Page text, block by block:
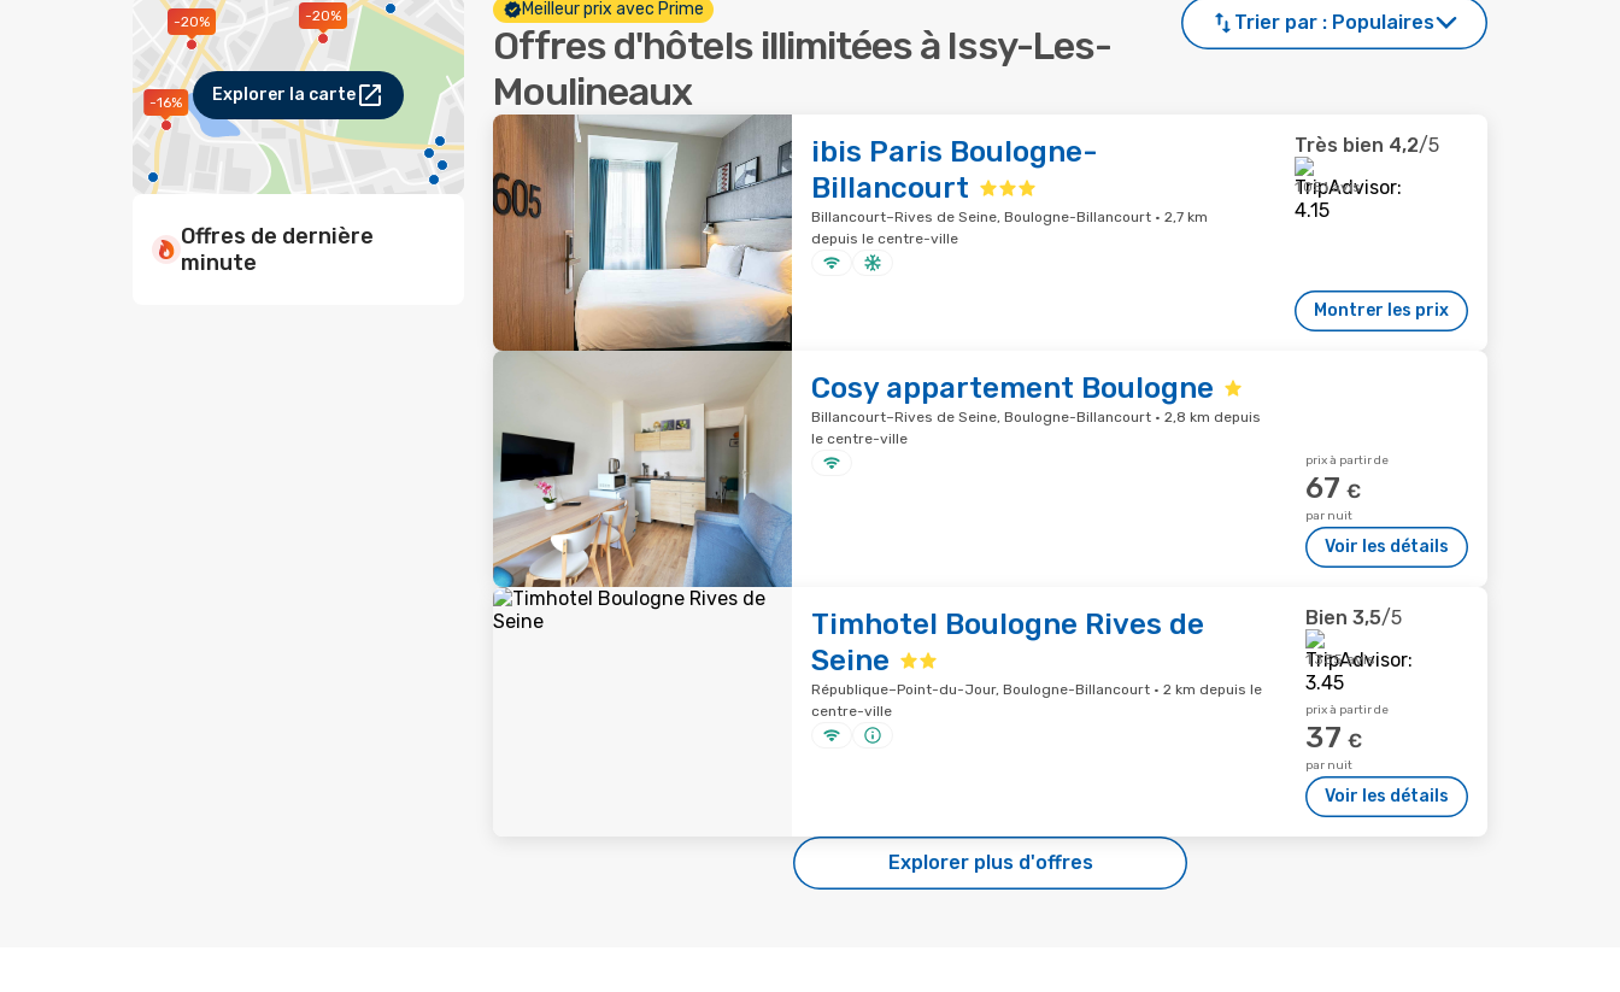
-20% -20%
-16% Explorer la carte
Offres de dernière
minute
Meilleur prix avec Prime
Offres d'hôtels illimitées à Issy-Les-
Moulineaux
Trier par : Populaires
ibis Paris Boulogne-
Billancourt
Billancourt–Rives de Seine, Boulogne-Billancourt · 2,7 km
depuis le centre-ville
Très bien 4,2/5
1 051 avis
Montrer les prix
Cosy appartement Boulogne
Billancourt–Rives de Seine, Boulogne-Billancourt · 2,8 km depuis
le centre-ville
prix à partir de
67 €
par nuit
Voir les détails
Timhotel Boulogne Rives de
Seine
République–Point-du-Jour, Boulogne-Billancourt · 2 km depuis le
centre-ville
Bien 3,5/5
1 335 avis
prix à partir de
37 €
par nuit
Voir les détails
Explorer plus d'offres